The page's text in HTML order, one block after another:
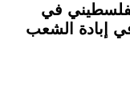
في
إبادة الشعب